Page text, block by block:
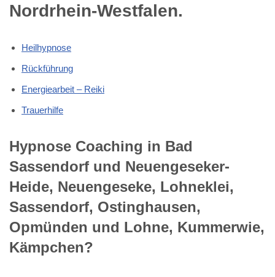
Nordrhein-Westfalen.
Heilhypnose
Rückführung
Energiearbeit – Reiki
Trauerhilfe
Hypnose Coaching in Bad
Sassendorf und Neuengeseker-
Heide, Neuengeseke, Lohneklei,
Sassendorf, Ostinghausen,
Opmünden und Lohne, Kummerwie,
Kämpchen?